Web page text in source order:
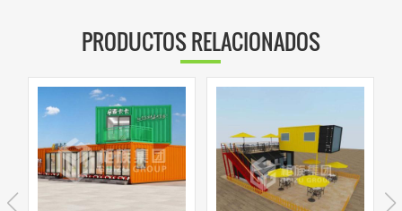
PRODUCTOS RELACIONADOS